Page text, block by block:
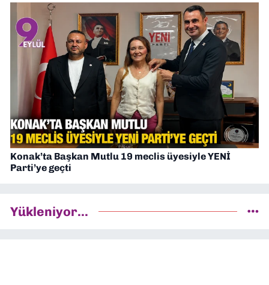
Konak’ta Başkan Mutlu 19 meclis üyesiyle YENİ
Parti’ye geçti
Yükleniyor...